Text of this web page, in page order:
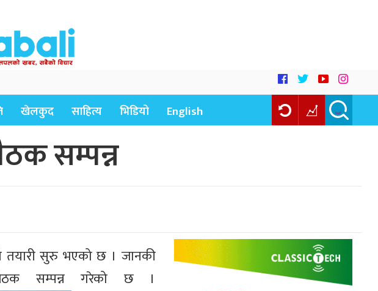
खेलकुद साहित्य भिडियो English
सम्पन्न
तयारी सुरु भएको छ । जानकी
बैठक सम्पन्न गरेको छ ।